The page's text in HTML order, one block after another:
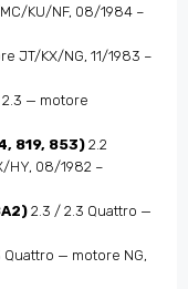
KU/NF, 08/1984 –
JT/KX/NG, 11/1983 –
2.3 — motore
819, 853) 2.2
HY, 08/1982 –
2.3 / 2.3 Quattro —
Quattro — motore NG,